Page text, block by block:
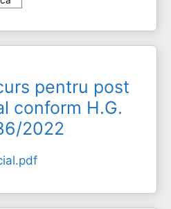
pentru post
conform H.G.
2022